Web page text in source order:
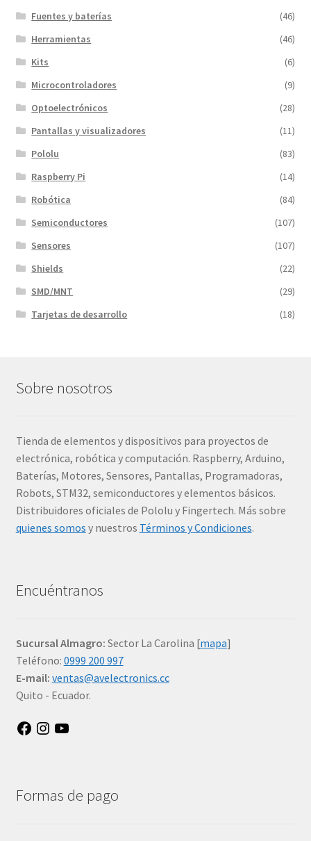
Fuentes y baterías
(46)
Herramientas
(46)
Kits
(6)
Microcontroladores
(9)
Optoelectrónicos
(28)
Pantallas y visualizadores
(11)
Pololu
(83)
Raspberry Pi
(14)
Robótica
(84)
Semiconductores
(107)
Sensores
(107)
Shields
(22)
SMD/MNT
(29)
Tarjetas de desarrollo
(18)
Sobre nosotros
Tienda de elementos y dispositivos para proyectos de
electrónica, robótica y computación. Raspberry, Arduino,
Baterías, Motores, Sensores, Pantallas, Programadoras,
Robots, STM32, semiconductores y elementos básicos.
Distribuidores oficiales de Pololu y Fingertech. Más sobre
quienes somos y nuestros Términos y Condiciones.
Encuéntranos
Sucursal Almagro: Sector La Carolina [mapa]
Teléfono: 0999 200 997
E-mail: ventas@avelectronics.cc
Quito - Ecuador.
FacebookInstagram
Formas de pago